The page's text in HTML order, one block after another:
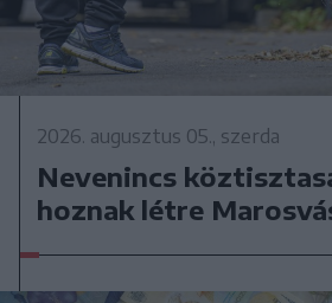
2026. augusztus 05., szerda
Nevenincs
hoznak létre